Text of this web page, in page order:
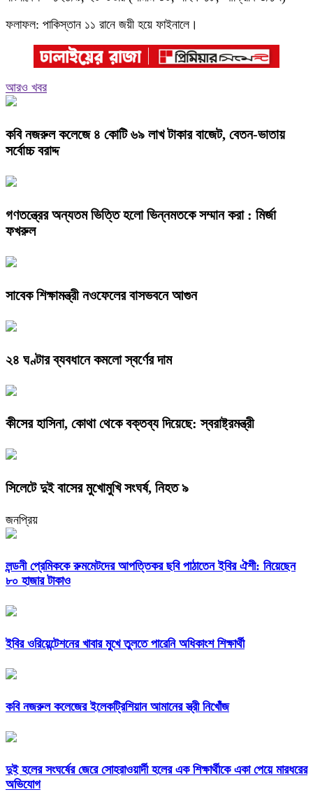
ফলাফল: পাকিস্তান ১১ রানে জয়ী হয়ে ফাইনালে।
আরও খবর
কবি নজরুল কলেজে ৪ কোটি ৬৯ লাখ টাকার বাজেট, বেতন-ভাতায়
সর্বোচ্চ বরাদ্দ
গণতন্ত্রের অন্যতম ভিত্তি হলো ভিন্নমতকে সম্মান করা : মির্জা
ফখরুল
সাবেক শিক্ষামন্ত্রী নওফেলের বাসভবনে আগুন
২৪ ঘণ্টার ব্যবধানে কমলো স্বর্ণের দাম
কীসের হাসিনা, কোথা থেকে বক্তব্য দিয়েছে: স্বরাষ্ট্রমন্ত্রী
সিলেটে দুই বাসের মুখোমুখি সংঘর্ষ, নিহত ৯
জনপ্রিয়
লন্ডনী প্রেমিককে রুমমেটদের আপত্তিকর ছবি পাঠাতেন ইবির ঐশী: নিয়েছেন
৮০ হাজার টাকাও
ইবির ওরিয়েন্টেশনের খাবার মুখে তুলতে পারেনি অধিকাংশ শিক্ষার্থী
কবি নজরুল কলেজের ইলেকট্রিশিয়ান আমানের স্ত্রী নিখোঁজ
দুই হলের সংঘর্ষের জেরে সোহরাওয়ার্দী হলের এক শিক্ষার্থীকে একা পেয়ে মারধরের
অভিযোগ